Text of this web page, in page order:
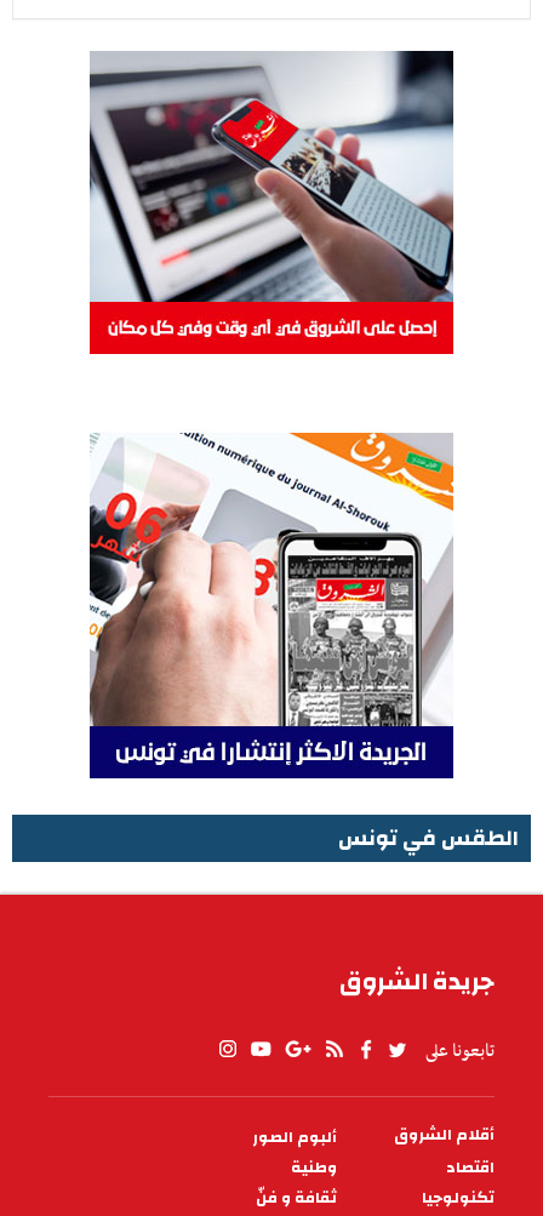
الطقس في تونس
جريدة الشروق
تابعونا على
PIED
DE
PAGE
أقلام الشروق
ألبوم الصور
اقتصاد
وطنية
تكنولوجيا
ثقافة و فنّ